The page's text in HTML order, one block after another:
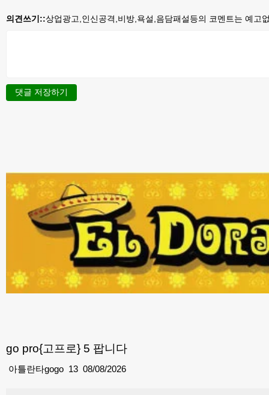
의견쓰기::상업광고,인신공격,비방,욕설,음담패설등의 코멘트는 예고
댓글 저장하기
go pro{고프로} 5 팝니다
13
아틀란타gogo 08/08/2026